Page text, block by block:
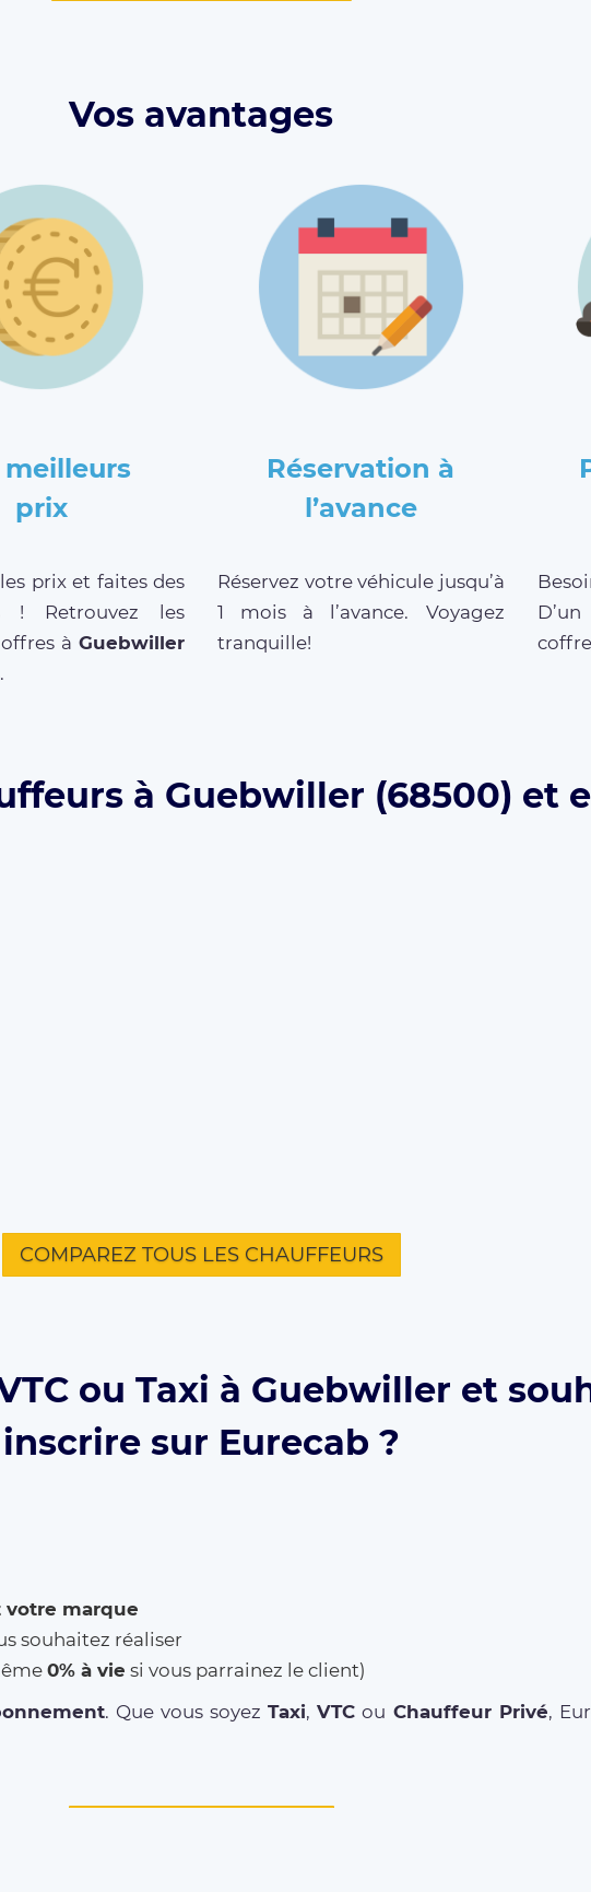
Vos avantages
meilleurs
prix
prix et faites des
! Retrouvez les
à Guebwiller
Réservation à
l’avance
Réservez votre véhicule jusqu’à
1 mois à l’avance. Voyagez
tranquille!
coffre
à Guebwiller (68500) et
COMPAREZ TOUS LES CHAUFFEURS
ou Taxi à Guebwiller et
inscrire sur Eurecab ?
votre marque
souhaitez réaliser
0% à vie si vous parrainez le client)
. Que vous soyezTaxi,VTC ou Chauffeur Privé,